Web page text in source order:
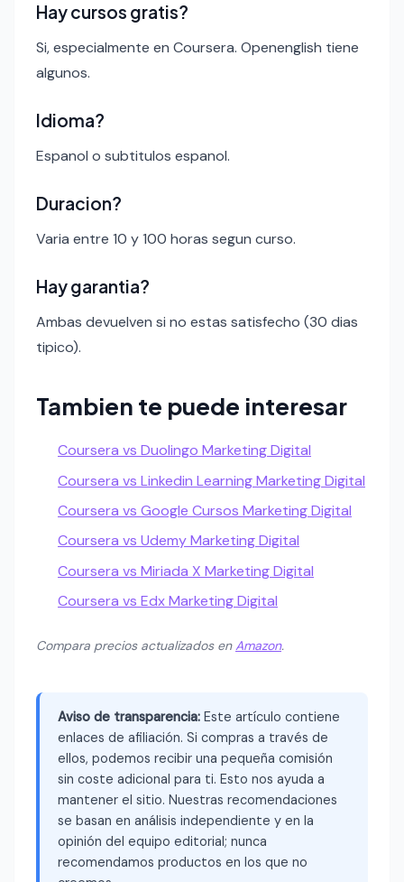
Hay cursos gratis?
Si, especialmente en Coursera. Openenglish tiene
algunos.
Idioma?
Espanol o subtitulos espanol.
Duracion?
Varia entre 10 y 100 horas segun curso.
Hay garantia?
Ambas devuelven si no estas satisfecho (30 dias
tipico).
Tambien te puede interesar
Coursera vs Duolingo Marketing Digital
Coursera vs Linkedin Learning Marketing Digital
Coursera vs Google Cursos Marketing Digital
Coursera vs Udemy Marketing Digital
Coursera vs Miriada X Marketing Digital
Coursera vs Edx Marketing Digital
Compara precios actualizados enAmazon.
Aviso de transparencia: Este artículo contiene
enlaces de afiliación. Si compras a través de
ellos, podemos recibir una pequeña comisión
sin coste adicional para ti. Esto nos ayuda a
mantener el sitio. Nuestras recomendaciones
se basan en análisis independiente y en la
opinión del equipo editorial; nunca
recomendamos productos en los que no